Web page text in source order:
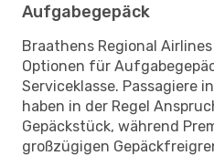
Aufgabegepäck
Braathens Regional
Optionen für
Serviceklasse. Passagiere
haben in der Regel
Gepäckstück, während
großzügigen